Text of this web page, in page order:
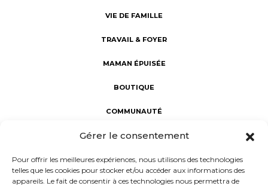
Gérer le consentement
Pour offrir les meilleures expériences, nous utilisons des technologies
telles que les cookies pour stocker et/ou accéder aux informations des
appareils. Le fait de consentir à ces technologies nous permettra de
VIE DE FAMILLE
TRAVAIL & FOYER
MAMAN ÉPUISÉE
BOUTIQUE
COMMUNAUTÉ
Fabuleuses au foyer : révéler la Fabuleuse en chaque maman.
des mamans. Notre mission : porter un regard sincère sur la
maternité à l'intérieur et à l'extérieur du foyer, rejoindre les
femmes dans leur vie réelle et non rêvée, et donner la parole